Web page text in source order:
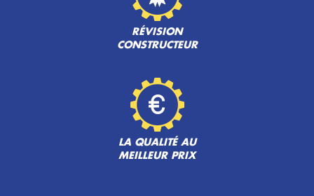
RÉVISION
CONSTRUCTEUR
LA QUALITÉ AU
MEILLEUR PRIX